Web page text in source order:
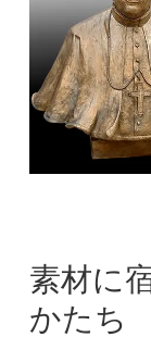
素材に
かたち